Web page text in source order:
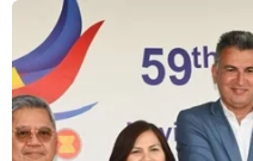
Nghệ nhân
thổi sức sống mới cho
he truyền thống
07/08/2026 03:19